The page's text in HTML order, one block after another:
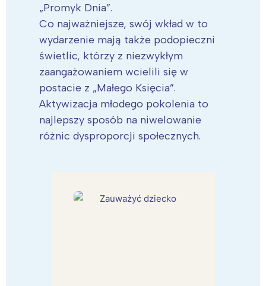
„Promyk Dnia”.
Co najważniejsze, swój wkład w to
wydarzenie mają także podopieczni
świetlic, którzy z niezwykłym
zaangażowaniem wcielili się w
postacie z „Małego Księcia”.
Aktywizacja młodego pokolenia to
najlepszy sposób na niwelowanie
różnic dysproporcji społecznych.